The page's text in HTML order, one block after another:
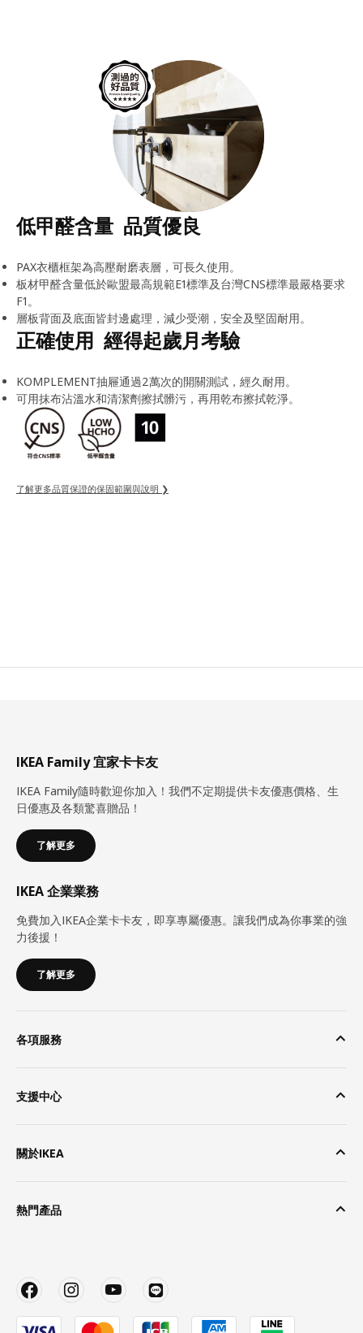
低甲醛含量 品質優良
PAX衣櫃框架為高壓耐磨表層，可長久使用。
板材甲醛含量低於歐盟最高規範E1標準及台灣CNS標準最嚴格要求
F1。
層板背面及底面皆封邊處理，減少受潮，安全及堅固耐用。
正確使用 經得起歲月考驗
KOMPLEMENT抽屜通過2萬次的開關測試，經久耐用。
可用抹布沾溫水和清潔劑擦拭髒污，再用乾布擦拭乾淨。
了解更多品質保證的保固範圍與說明 ❯
IKEA Family 宜家卡卡友
IKEA Family隨時歡迎你加入！我們不定期提供卡友優惠價格、生
日優惠及各類驚喜贈品！
了解更多
IKEA 企業業務
免費加入IKEA企業卡卡友，即享專屬優惠。讓我們成為你事業的強
力後援！
了解更多
各項服務
支援中心
關於IKEA
熱門產品